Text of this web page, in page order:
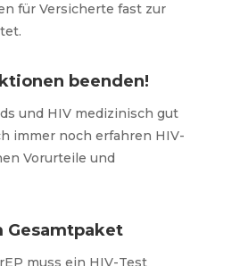
für Versicherte fast zur
beenden!
und HIV medizinisch gut
immer noch erfahren HIV-
Vorurteile und
Gesamtpaket
muss ein HIV-Test